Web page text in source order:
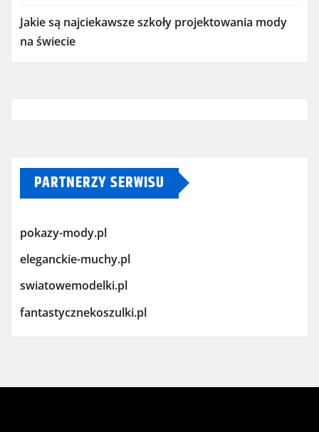
Jakie są najciekawsze szkoły projektowania mody
na świecie
PARTNERZY SERWISU
pokazy-mody.pl
eleganckie-muchy.pl
swiatowemodelki.pl
fantastycznekoszulki.pl